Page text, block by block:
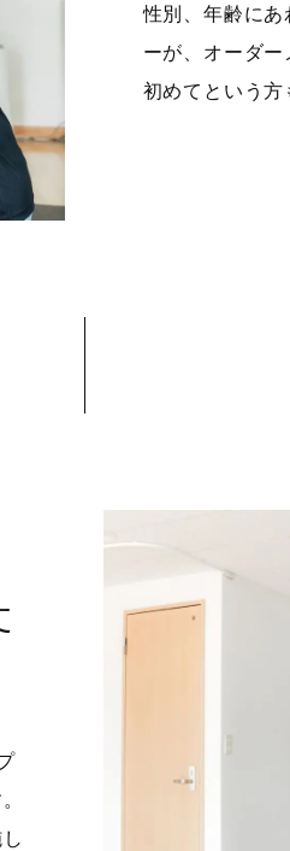
性別、年齢に
ーが、オーダ
初めてという方